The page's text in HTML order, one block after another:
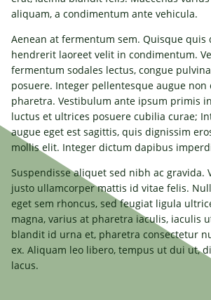
aliquam, a condimentum ante vehicula.
Aenean at fermentum sem. Quisque quis
hendrerit laoreet velit in condimentum.
fermentum sodales lectus, congue
posuere. Integer pellentesque augue non
pharetra. Vestibulum ante ipsum primis
luctus et ultrices posuere cubilia curae;
augue eget est sagittis, quis dignissim
mollis elit. Integer dictum dapibus
Suspendisse aliquet sed nibh ac gravida.
justo ullamcorper mattis id vitae felis.
eget sem rhoncus, sed feugiat ligula
magna, varius at pharetra iaculis, iaculis
blandit id urna et, pharetra consectetur
ex. Aliquam leo libero, tempus ut dui ut,
lacus.